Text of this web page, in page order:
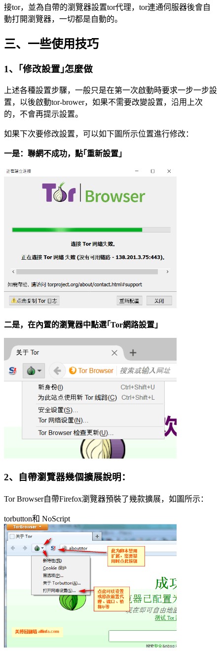
接tor，並為自帶的瀏覽器設置tor代理，tor連通伺服器後會自
動打開瀏覽器，一切都是自動的。
三、一些使用技巧
1、｢修改設置｣怎麼做
上述各種設置步驟，一般只是在第一次啟動時要求一步一步設
置，以後啟動tor-brower，如果不需要改變設置，沿用上次
的，不會再提示設置。
如果下次要修改設置，可以如下圖所示位置進行修改：
一是：聯網不成功，點｢重新設置｣
二是，在內置的瀏覽器中點選｢Tor網路設置｣
2、自帶瀏覽器幾個擴展說明：
Tor Browser自帶Firefox瀏覽器預裝了幾款擴展，如圖所示：
torbutton和 NoScript